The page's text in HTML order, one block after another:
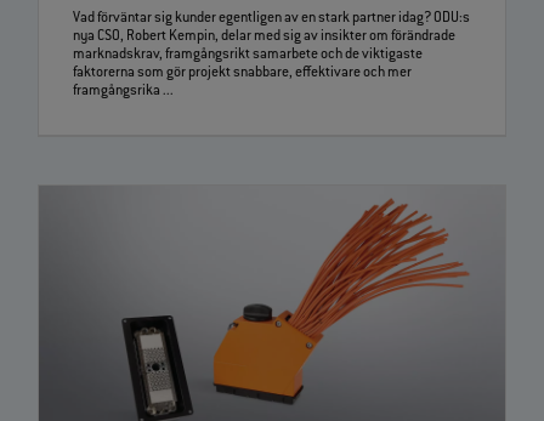
Vad förväntar sig kunder egentligen av en stark partner idag? ODU:s
nya CSO, Robert Kempin, delar med sig av insikter om förändrade
marknadskrav, framgångsrikt samarbete och de viktigaste
faktorerna som gör projekt snabbare, effektivare och mer
framgångsrika ...